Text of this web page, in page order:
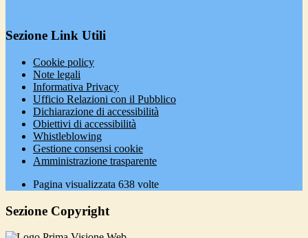
Sezione Link Utili
Cookie policy
Note legali
Informativa Privacy
Ufficio Relazioni con il Pubblico
Dichiarazione di accessibilità
Obiettivi di accessibilità
Whistleblowing
Gestione consensi cookie
Amministrazione trasparente
Pagina visualizzata 638 volte
Sezione Copyright